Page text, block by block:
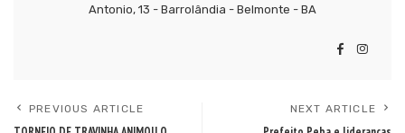
Antonio, 13 - Barrolândia - Belmonte - BA
PREVIOUS ARTICLE NEXT ARTICLE